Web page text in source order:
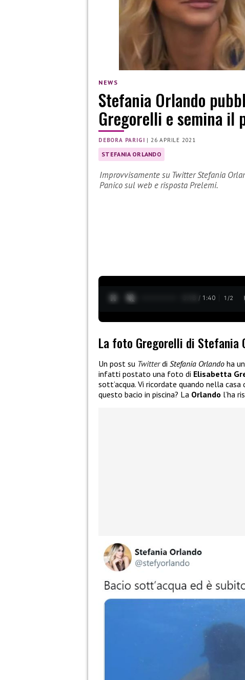
NEWS
Stefania Orlando
Gregorelli e semina il
DEBORA PARIGI | 26 APRILE 2021
STEFANIA ORLANDO
Improvvisamente su Twitter Stefania
Panico sul web e risposta Prelemi.
0:19 / 1:40 1 /2
La foto Gregorelli di Stefania
Un post su Twitterdi Stefania Orlando ha
infatti postato una foto di Elisabetta
sott’acqua. Vi ricordate quando nella casa
questo bacio in piscina? La Orlando l’ha